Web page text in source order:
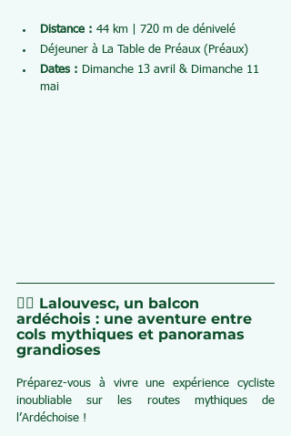
Distance : 44 km | 720 m de dénivelé
Déjeuner à La Table de Préaux (Préaux)
Dates : Dimanche 13 avril & Dimanche 11
mai
🚴‍♂️ Lalouvesc, un balcon
ardéchois : une aventure entre
cols mythiques et panoramas
grandioses
Préparez-vous à vivre une expérience cycliste
inoubliable sur les routes mythiques de
l’Ardéchoise !